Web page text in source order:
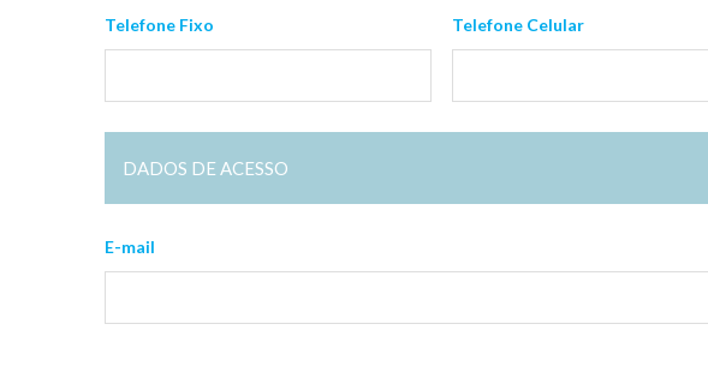
Telefone Fixo Telefone Celular
DADOS DE ACESSO
E-mail